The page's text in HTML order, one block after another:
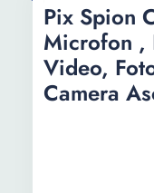
Lungime:
Latime:
Inaltime:
Pix Spion
Microfon ,
Video,
Camera